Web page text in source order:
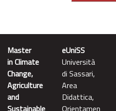
Master
in Climate
Change,
Agriculture
and
eUniSS
Università
di Sassari,
Area
Didattica,